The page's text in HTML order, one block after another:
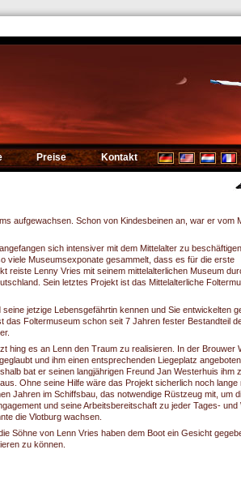
Preise Kontakt
aufgewachsen. Schon von Kindesbeinen an, war er vom
sich intensiver mit dem Mittelalter zu
viele Museumsexponate gesammelt, dass es für die erste
reiste Lenny Vries mit seinem mittelalterlichen Museum
Sein letztes Projekt ist das Mittelalterliche
jetzige Lebensgefährtin kennen und Sie entwickelten
das Foltermuseum schon seit 7 Jahren fester Bestandteil
hing es an Lenn den Traum zu realisieren. In der Brouwer
und ihm einen entsprechenden Liegeplatz
bat er seinen langjährigen Freund Jan Westerhuis ihm
Ohne seine Hilfe wäre das Projekt sicherlich noch lange
Jahren im Schiffsbau, das notwendige Rüstzeug mit, um
und seine Arbeitsbereitschaft zu jeder Tages- und
die Vlotburg wachsen.
Söhne von Lenn Vries haben dem Boot ein Gesicht
zu können.